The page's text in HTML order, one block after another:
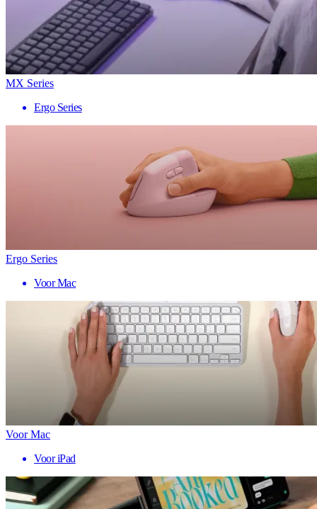
MX Series
Ergo Series
Ergo Series
Voor Mac
Voor Mac
Voor iPad